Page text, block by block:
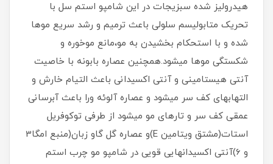
هیدرولیز شده سبزیجات در این شامپو استم سل با
تحریک متابولیسم سلولی باعث ترمیم و رشد سریع موها
شده و با استحکام بخشیدن به مو،مانع موخوره و
شکستگی موها میشود.همچنین عصاره بابونه با خاصیت
آنتی هیستامینی و آنتی اکسیدانی باعث التیام خارش و
التهابهای کف سر میشود و عصاره آلوئه ورا باعث آبرسانی
عمقی کف سر و تارهای مو میشود از طرفی توکوفریل
استات(مشتق ویتامین E)و عصاره گل گاو زبان(منبع امگا3
و 6)آنتی اکسیدانهایی قویی در شامپو مو چرب استم